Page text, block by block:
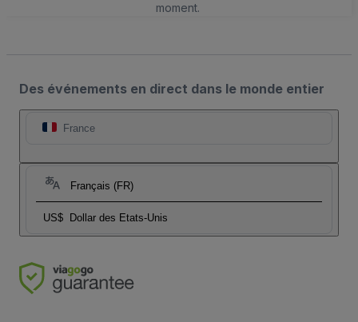
moment.
Des événements en direct dans le monde entier
France
Français (FR)
US$ Dollar des Etats-Unis